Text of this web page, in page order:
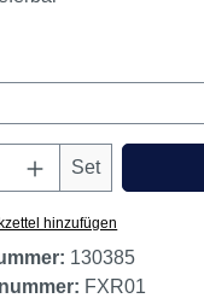
Anzahl: Gib
Set
hinzufügen
130385
FXR01